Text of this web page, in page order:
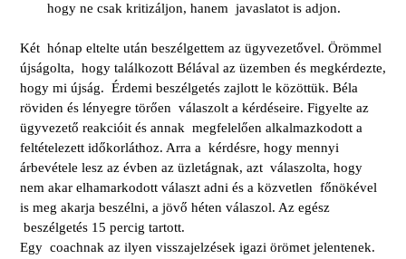
hogy ne csak kritizáljon, hanem javaslatot is adjon.
Két hónap eltelte után beszélgettem az ügyvezetővel. Örömmel
újságolta, hogy találkozott Bélával az üzemben és megkérdezte,
hogy mi újság. Érdemi beszélgetés zajlott le közöttük. Béla
röviden és lényegre törően válaszolt a kérdéseire. Figyelte az
ügyvezető reakcióit és annak megfelelően alkalmazkodott a
feltételezett időkorláthoz. Arra a kérdésre, hogy mennyi
árbevétele lesz az évben az üzletágnak, azt válaszolta, hogy
nem akar elhamarkodott választ adni és a közvetlen főnökével
is meg akarja beszélni, a jövő héten válaszol. Az egész
beszélgetés 15 percig tartott.
Egy coachnak az ilyen visszajelzések igazi örömet jelentenek.